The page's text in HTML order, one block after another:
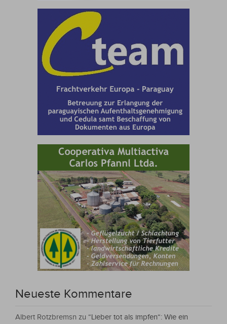
Neueste Kommentare
Albert Rotzbremsn zu “Lieber tot als impfen“: Wie ein